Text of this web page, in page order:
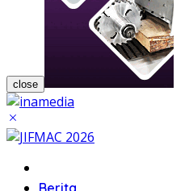
close
Berita